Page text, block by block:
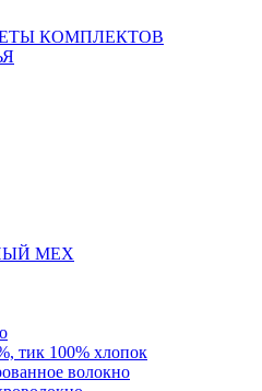
КОМПЛЕКТОВ
МЕХ
тик 100% хлопок
волокно